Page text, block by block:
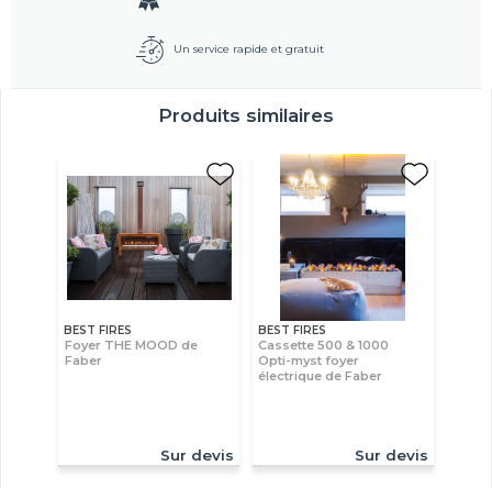
Un service rapide et gratuit
Produits similaires
BEST FIRES
Foyer THE MOOD de
Faber
Sur devis
BEST FIRES
Cassette 500 & 1000
Opti-myst foyer
électrique de Faber
Sur devis